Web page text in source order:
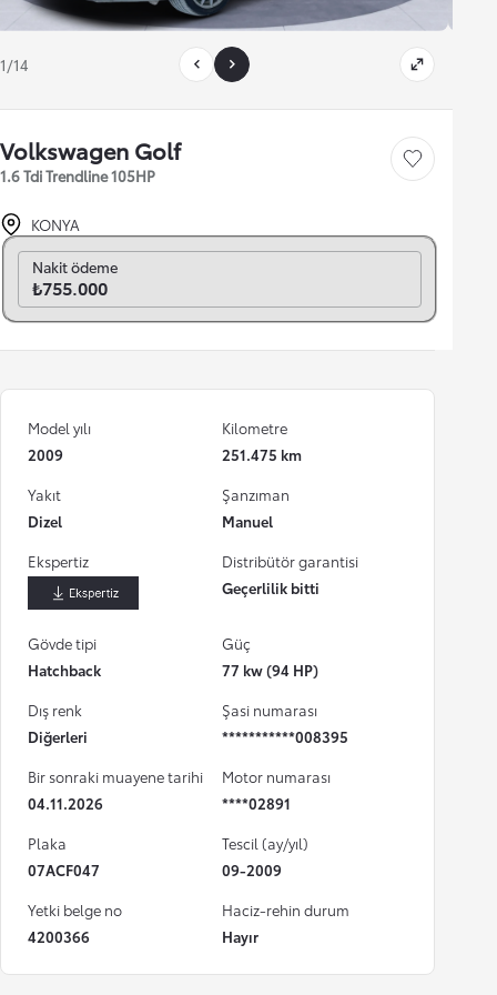
1/14
Volkswagen Golf
1.6 Tdi Trendline 105HP
Save car
KONYA
Nakit ödeme
₺755.000
Model yılı
2009
Kilometre
251.475 km
Yakıt
Dizel
Şanzıman
Manuel
Ekspertiz
İndir
Distribütör garantisi
Geçerlilik bitti
Gövde tipi
Hatchback
Güç
77 kw (94 HP)
Dış renk
Diğerleri
Şasi numarası
***********008395
Bir sonraki muayene tarihi
04.11.2026
Motor numarası
****02891
Plaka
07ACF047
Tescil (ay/yıl)
09-2009
Yetki belge no
4200366
Haciz-rehin durum
Hayır